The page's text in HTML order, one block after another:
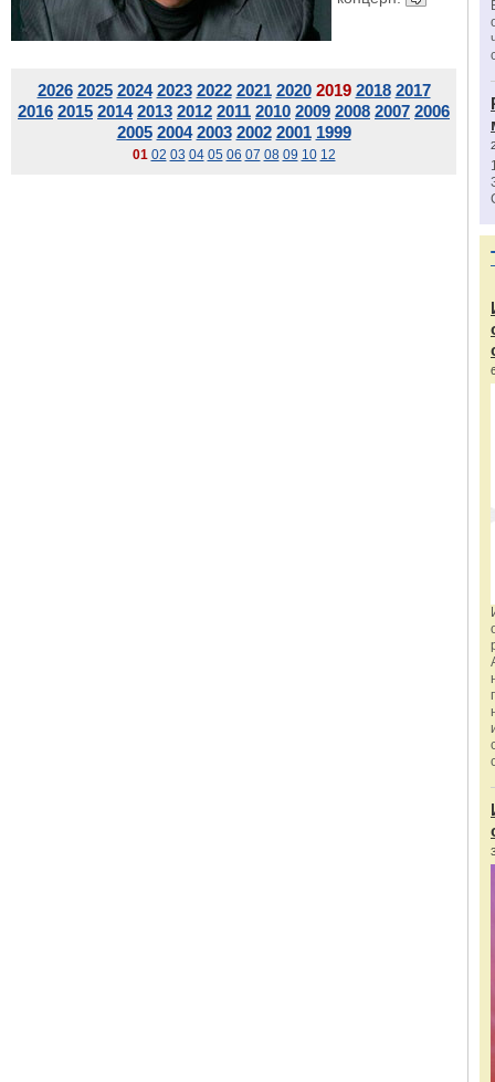
2026 2025 2024 2023 2022 2021 2020 2019 2018 2017
2016 2015 2014 2013 2012 2011 2010 2009 2008 2007 2006
2005 2004 2003 2002 2001 1999
01 02 03 04 05 06 07 08 09 10 12